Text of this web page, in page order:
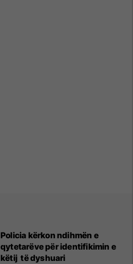
Policia kërkon ndihmën e
qytetarëve për identifikimin e
këtij të dyshuari